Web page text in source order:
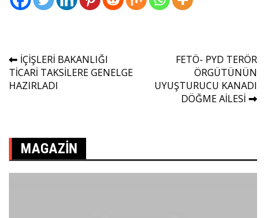
Yazı
gezinmesi
İÇİŞLERİ BAKANLIĞI
TİCARİ TAKSİLERE GENELGE
HAZIRLADI
FETÖ- PYD TERÖR
ÖRGÜTÜNÜN
UYUŞTURUCU KANADI
DÖĞME AİLESİ
MAGAZIN